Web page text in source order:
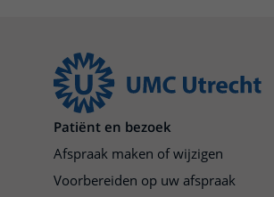
Patiënt en bezoek
Afspraak maken of wijzigen
Voorbereiden op uw afspraak